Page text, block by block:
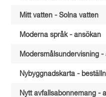
Mitt vatten - Solna vatten
Moderna språk - ansökan
Modersmålsundervisning
Nybyggnadskarta -
Nytt avfallsabonnemang -